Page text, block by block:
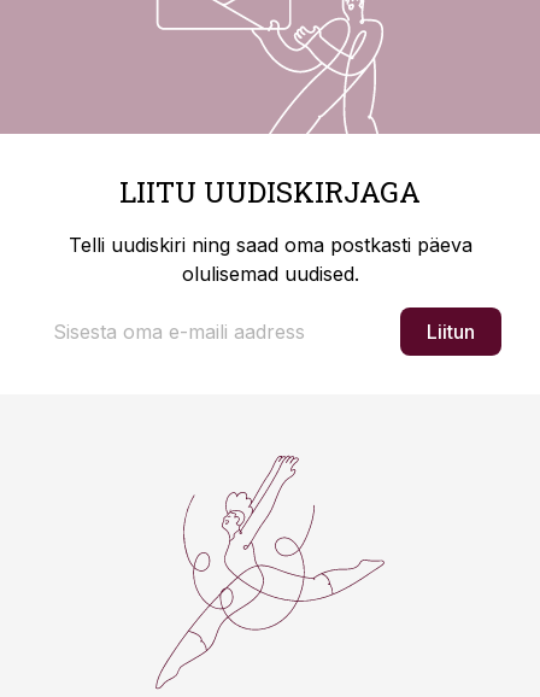
LIITU UUDISKIRJAGA
Telli uudiskiri ning saad oma postkasti päeva
olulisemad uudised.
Liitun